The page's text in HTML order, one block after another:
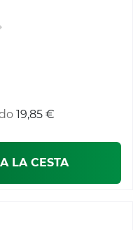
19,85 €
LA CESTA